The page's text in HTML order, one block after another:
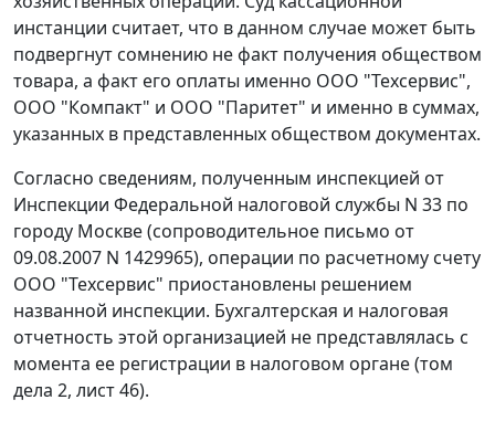
инстанции считает, что в данном случае может быть
подвергнут сомнению не факт получения обществом
товара, а факт его оплаты именно ООО "Техсервис",
ООО "Компакт" и ООО "Паритет" и именно в суммах,
указанных в представленных обществом документах.
Согласно сведениям, полученным инспекцией от
Инспекции Федеральной налоговой службы N 33 по
городу Москве (сопроводительное письмо от
09.08.2007 N 1429965), операции по расчетному счету
ООО "Техсервис" приостановлены решением
названной инспекции. Бухгалтерская и налоговая
отчетность этой организацией не представлялась с
момента ее регистрации в налоговом органе (том
дела 2, лист 46).